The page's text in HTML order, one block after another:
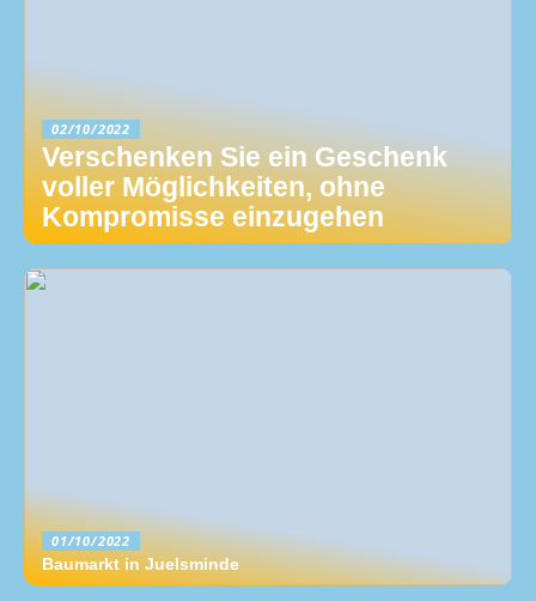
02/10/2022
Verschenken Sie ein Geschenk
voller Möglichkeiten, ohne
Kompromisse einzugehen
01/10/2022
Baumarkt in Juelsminde